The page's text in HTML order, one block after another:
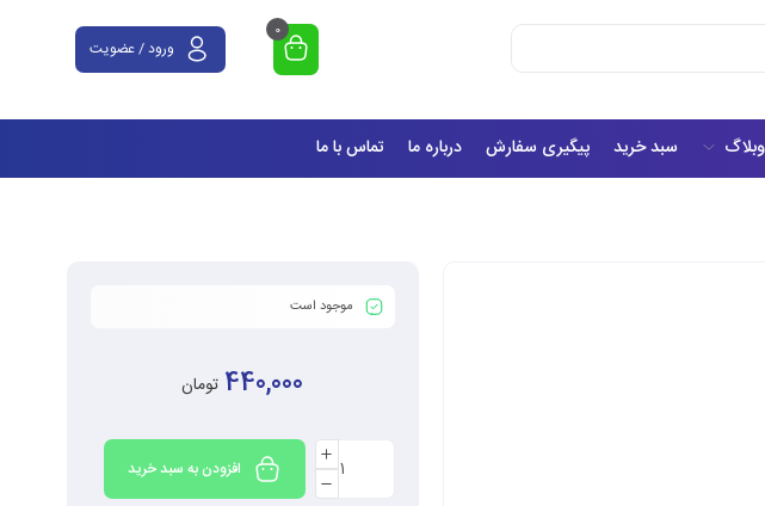
0
ورود / عضویت
وبلاگ سبد خرید پیگیری سفارش درباره ما تماس با ما
موجود است
440,000 تومان
افزودن به سبد خرید